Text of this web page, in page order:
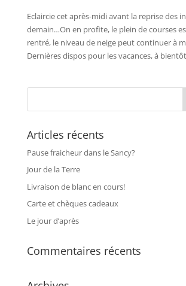
Eclaircie cet après-midi avant la reprise des
demain…On en profite, le plein de courses
rentré, le niveau de neige peut continuer à
Dernières dispos pour les vacances, à
Articles récents
Pause fraicheur dans le Sancy?
Jour de la Terre
Livraison de blanc en cours!
Carte et chèques cadeaux
Le jour d’après
Commentaires récents